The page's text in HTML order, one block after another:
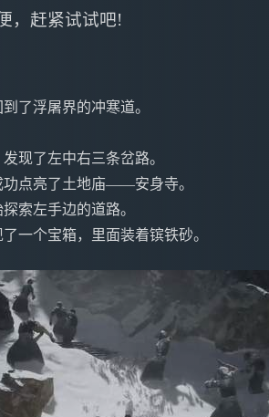
，赶紧试试吧!
了浮屠界的冲寒道。
现了左中右三条岔路。
点亮了土地庙——安身寺。
索左手边的道路。
一个宝箱，里面装着镔铁砂。